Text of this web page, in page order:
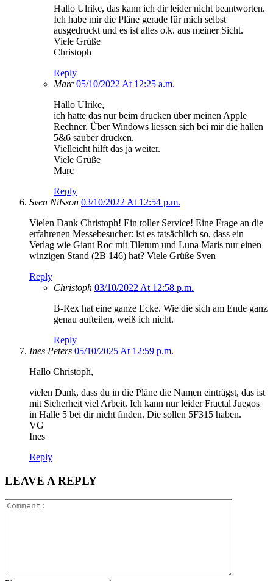
Hallo Ulrike, das kann ich dir leider nicht beantworten.
Ich habe mir die Pläne gerade für mich selbst
ausgedruckt und es ist alles o.k. aus meiner Sicht.
Viele Grüße
Christoph
Reply
Marc 05/10/2022 At 12:25 a.m.
Hallo Ulrike,
ich hatte das nur beim drucken über meinen Apple
Rechner. Über Windows liessen sich bei mir die hallen
5&6 sauber drucken.
Vielleicht hilft das ja weiter.
Viele Grüße
Marc
Reply
Sven Nilsson 03/10/2022 At 12:54 p.m.
Vielen Dank Christoph! Ein toller Service! Eine Frage an die
erfahrenen Messebesucher: ist es tatsächlich so, dass ein
Verlag wie Giant Roc mit Tiletum und Luna Maris nur einen
winzigen Stand (2B 146) hat? Viele Grüße Sven
Reply
Christoph 03/10/2022 At 12:58 p.m.
B-Rex hat eine ganze Ecke. Wie die sich am Ende ganz
genau aufteilen, weiß ich nicht.
Reply
Ines Peters 05/10/2025 At 12:59 p.m.
Hallo Christoph,
vielen Dank, dass du in die Pläne die Namen einträgst, das ist
mit Sicherheit viel Arbeit. Ich kann nur leider Fractal Juegos
in Halle 5 bei dir nicht finden. Die sollen 5F315 haben.
VG
Ines
Reply
LEAVE A REPLY